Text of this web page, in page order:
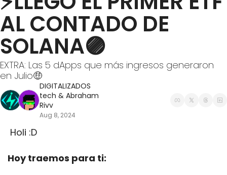
AL CONTADO DE
SOLANA🟣
EXTRA: Las 5 dApps que más ingresos generaron
en Julio🤑
DIGITALIZADOS
tech & Abraham
Rivv
Aug 8, 2024
Holi :D
Hoy traemos para ti: